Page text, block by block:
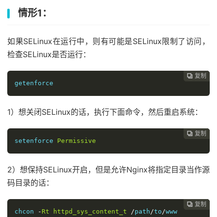
情形1：
如果SELinux在运行中，则有可能是SELinux限制了访问，
检查SELinux是否运行：
 复制
 复制
 复制
 复制
 复制
 复制
getenforce
1）想关闭SELinux的话，执行下面命令，然后重启系统：
 复制
 复制
 复制
 复制
 复制
setenforce Permissive
2）想保持SELinux开启，但是允许Nginx将指定目录当作源
码目录的话：
 复制
 复制
 复制
 复制
chcon
- Rt httpd_sys_content_t /path /to /www